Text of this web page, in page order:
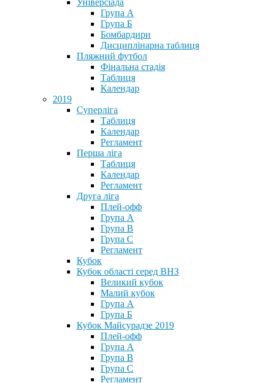
Універсіада
Група А
Група Б
Бомбардири
Дисциплінарна таблиця
Пляжний футбол
Фінальна стадія
Таблиця
Календар
2019
Суперліга
Таблиця
Календар
Регламент
Перша ліга
Таблиця
Календар
Регламент
Друга ліга
Плей-офф
Група А
Група В
Група С
Регламент
Кубок
Кубок області серед ВНЗ
Великий кубок
Малий кубок
Група А
Група Б
Кубок Майсурадзе 2019
Плей-офф
Група А
Група В
Група С
Регламент